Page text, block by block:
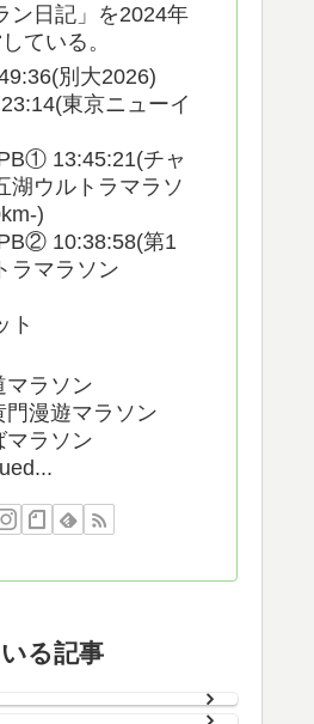
ン日記」を2024年
ている。
別大2026)
東京ニューイ
13:45:21(チャ
湖ウルトラマラソ
)
10:38:58(第1
ラマラソン
ト
マラソン
門漫遊マラソン
マラソン
る記事